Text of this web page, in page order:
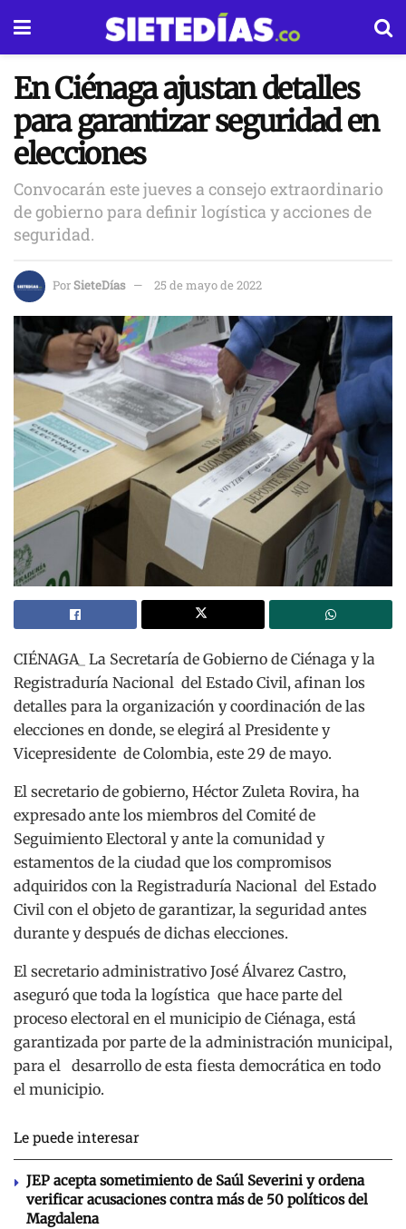
En Ciénaga ajustan detalles
para garantizar seguridad en
elecciones
Convocarán este jueves a consejo extraordinario
de gobierno para definir logística y acciones de
seguridad.
PorSieteDías 25 de mayo de 2022
CIÉNAGA_ ​La Secretaría de Gobierno de Ciénaga y la
Registraduría Nacional del Estado Civil, afinan los
detalles para la organización y coordinación de las
elecciones en donde, se elegirá al Presidente y
Vicepresidente de Colombia, este 29 de mayo.
El secretario de gobierno, Héctor Zuleta Rovira, ha
expresado ante los miembros del Comité de
Seguimiento Electoral y ante la comunidad y
estamentos de la ciudad que los compromisos
adquiridos con la Registraduría Nacional del Estado
Civil con el objeto de garantizar, la seguridad antes
durante y después de dichas elecciones.
El secretario administrativo José Álvarez Castro,
aseguró que toda la logística que hace parte del
proceso electoral en el municipio de Ciénaga, está
garantizada por parte de la administración municipal,
para el desarrollo de esta fiesta democrática en todo
el municipio.
Le puede interesar
JEP acepta sometimiento de Saúl Severini y ordena
verificar acusaciones contra más de 50 políticos del
Magdalena